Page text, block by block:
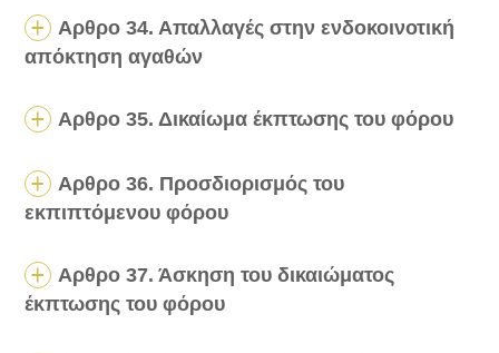
Αρθρο 34. Απαλλαγές στην ενδοκοινοτική
απόκτηση αγαθών
Αρθρο 35. Δικαίωμα έκπτωσης του φόρου
Αρθρο 36. Προσδιορισμός του
εκπιπτόμενου φόρου
Αρθρο 37. Άσκηση του δικαιώματος
έκπτωσης του φόρου